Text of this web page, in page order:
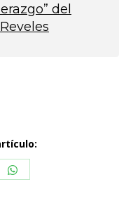
del
Compartir